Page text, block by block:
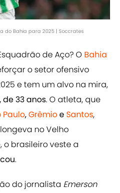
do Bahia para 2025 | Soccrates
de Aço? O Bahia
o setor ofensivo
e tem um alvo na mira,
de 33 anos. O atleta, que
Paulo,Grêmioe Santos,
no Velho
o brasileiro veste a
.
do jornalista Emerson